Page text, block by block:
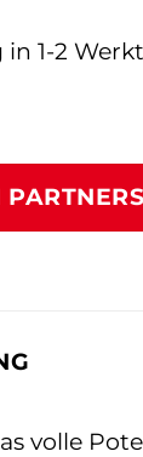
1-2
volle